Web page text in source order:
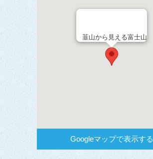
韮山から見える富士山
Googleマップで表示する